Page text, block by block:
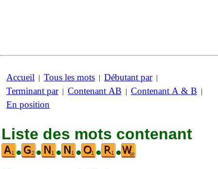
Accueil | Tous les mots | Débutant par|
Terminant par| Contenant AB | Contenant A & B |
En position
Liste des mots contenant
•
• • • • •